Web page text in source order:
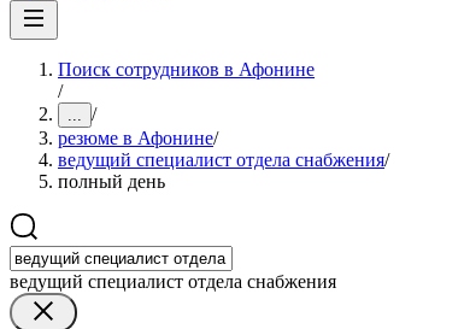
Поиск сотрудников в Афонине
/
... /
резюме в Афонине/
ведущий специалист отдела снабжения/
полный день
ведущий специалист отдела снабжения